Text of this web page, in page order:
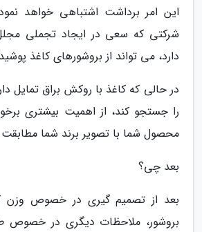
این امر برداشت اشتباهی خواهد
شرکتی که سعی در ایجاد تجملی مجلل
دارد، می تواند از بروشورهای کاغذ
در حالی که کاغذ با روکش براق تمایل
را جستجو کند، از اهمیت بیشتری
محصول شما با تصویر برند شما
بعد چی؟
بعد از تصمیم گیری در خصوص وزن
بروشور، ملاحظات دیگری در خصوص